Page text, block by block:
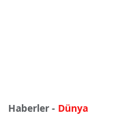
Haberler - Dünya